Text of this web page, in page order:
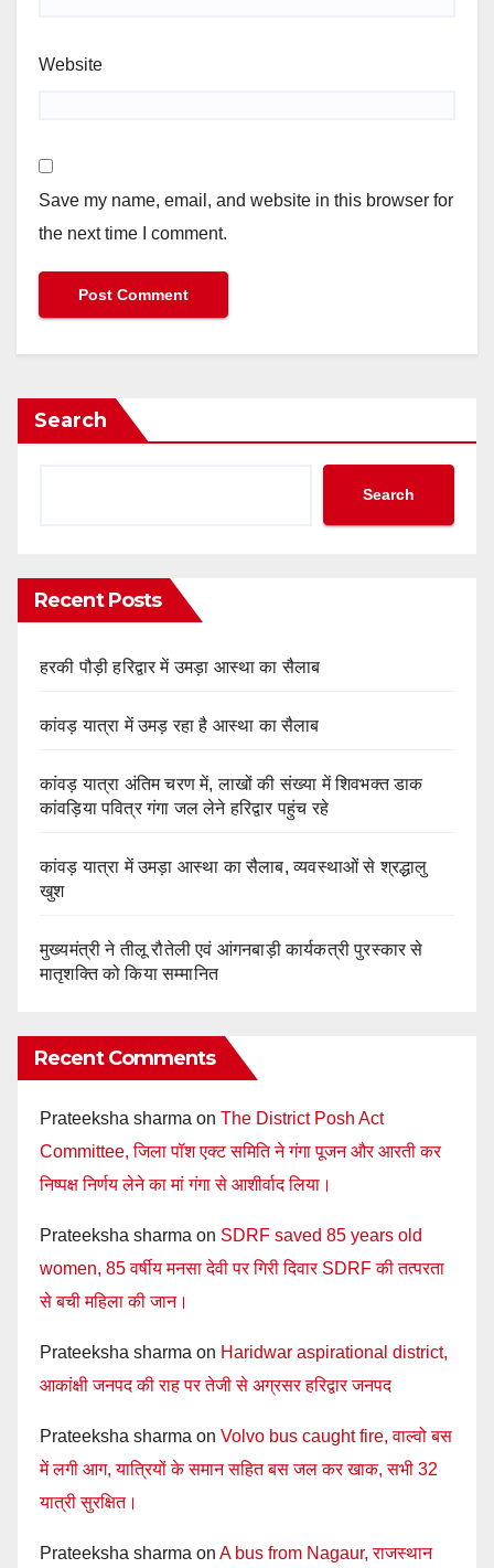
Website
Save my name, email, and website in this browser for
the next time I comment.
Search
Search
Recent Posts
हरकी पौड़ी हरिद्वार में उमड़ा आस्था का सैलाब
कांवड़ यात्रा में उमड़ रहा है आस्था का सैलाब
कांवड़ यात्रा अंतिम चरण में, लाखों की संख्या में शिवभक्त डाक
कांवड़िया पवित्र गंगा जल लेने हरिद्वार पहुंच रहे
कांवड़ यात्रा में उमड़ा आस्था का सैलाब, व्यवस्थाओं से श्रद्धालु
खुश
मुख्यमंत्री ने तीलू रौतेली एवं आंगनबाड़ी कार्यकत्री पुरस्कार से
मातृशक्ति को किया सम्मानित
Recent Comments
Prateeksha sharma on The District Posh Act
Committee, जिला पॉश एक्ट समिति ने गंगा पूजन और आरती कर
निष्पक्ष निर्णय लेने का मां गंगा से आशीर्वाद लिया।
Prateeksha sharma on SDRF saved 85 years old
women, 85 वर्षीय मनसा देवी पर गिरी दिवार SDRF की तत्परता
से बची महिला की जान।
Prateeksha sharma on Haridwar aspirational district,
आकांक्षी जनपद की राह पर तेजी से अग्रसर हरिद्वार जनपद
Prateeksha sharma on Volvo bus caught fire, वाल्वो बस
में लगी आग, यात्रियों के समान सहित बस जल कर खाक, सभी 32
यात्री सुरक्षित।
Prateeksha sharma on A bus from Nagaur, राजस्थान